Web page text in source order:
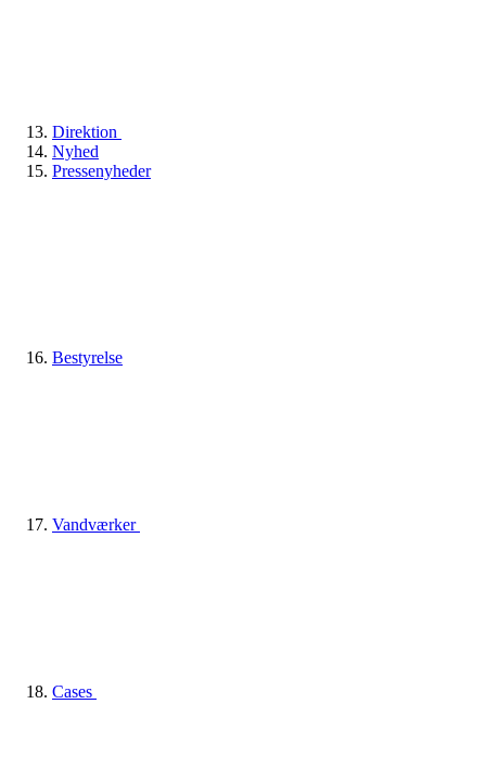
Direktion
Nyhed
Pressenyheder
Bestyrelse
Vandværker
Cases